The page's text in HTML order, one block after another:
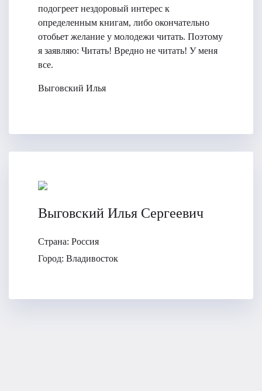
подогреет нездоровый интерес к
определенным книгам, либо окончательно
отобьет желание у молодежи читать. Поэтому
я заявляю: Читать! Вредно не читать! У меня
все.
Выговский Илья
Выговский Илья Сергеевич
Страна: Россия
Город: Владивосток